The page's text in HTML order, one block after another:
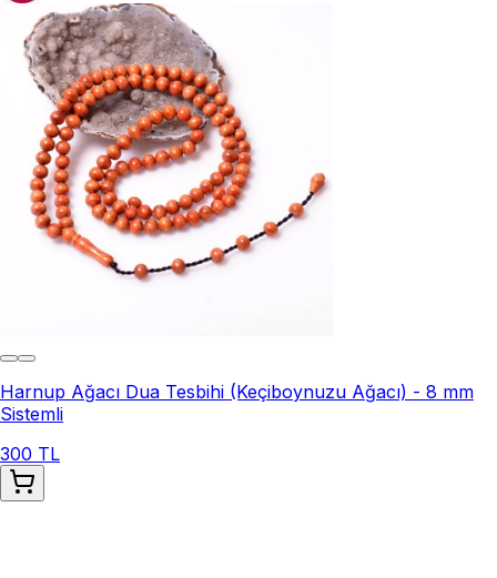
Harnup Ağacı Dua Tesbihi (Keçiboynuzu Ağacı) - 8 mm
Sistemli
300 TL